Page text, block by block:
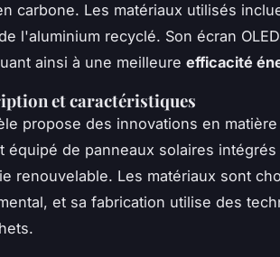
carbone. Les matériaux utilisés
l'aluminium recyclé. Son écran
ainsi à une meilleure efficacité
et caractéristiques
propose des innovations en
équipé de panneaux solaires
renouvelable. Les matériaux sont
et sa fabrication utilise des